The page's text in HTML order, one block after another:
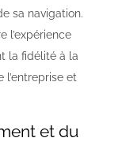
sa navigation.
l’expérience
la fidélité à la
et
et du